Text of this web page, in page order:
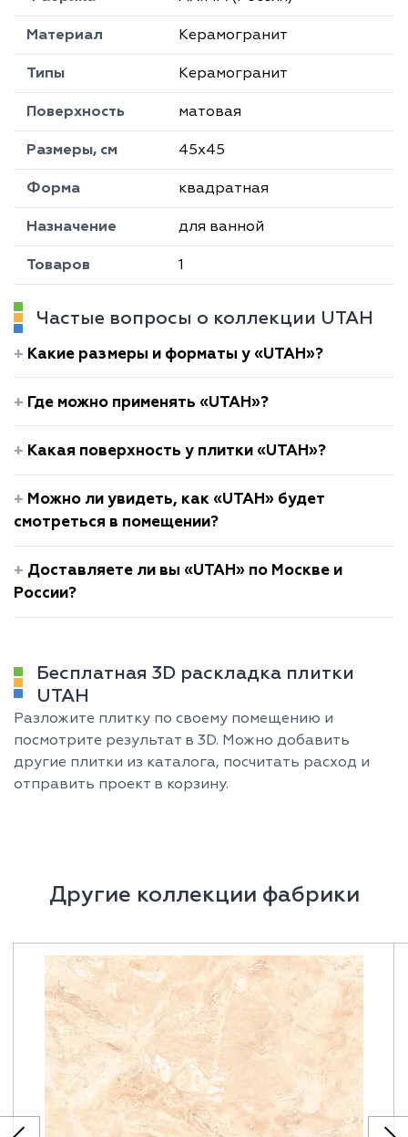
Материал Керамогранит
Типы Керамогранит
Поверхность матовая
Размеры, см 45х45
Форма квадратная
Назначение для ванной
Товаров 1
Частые вопросы о коллекции UTAH
Какие размеры и форматы у «UTAH»?
Где можно применять «UTAH»?
Какая поверхность у плитки «UTAH»?
Можно ли увидеть, как «UTAH» будет
смотреться в помещении?
Доставляете ли вы «UTAH» по Москве и
России?
Бесплатная 3D раскладка плитки
UTAH
Разложите плитку по своему помещению и
посмотрите результат в 3D. Можно добавить
другие плитки из каталога, посчитать расход и
отправить проект в корзину.
Другие коллекции фабрики